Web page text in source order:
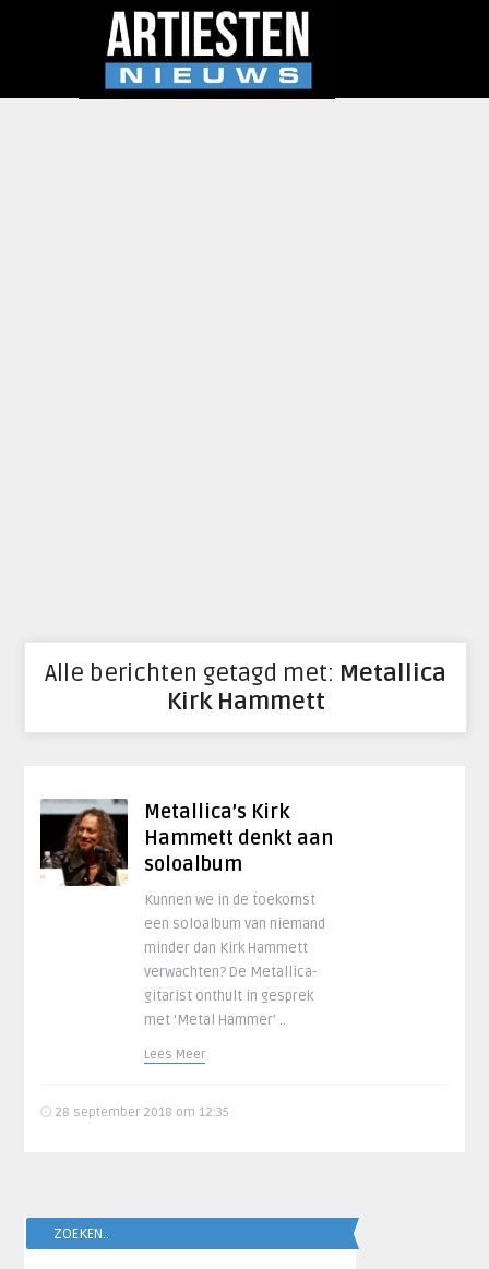
Alle berichten getagd met: Metallica
Kirk Hammett
Metallica’s Kirk
Hammett denkt aan
soloalbum
Kunnen we in de toekomst
een soloalbum van niemand
minder dan Kirk Hammett
verwachten? De Metallica-
gitarist onthult in gesprek
met ‘Metal Hammer’ ..
Lees Meer
28 september 2018 om 12:35
ZOEKEN..